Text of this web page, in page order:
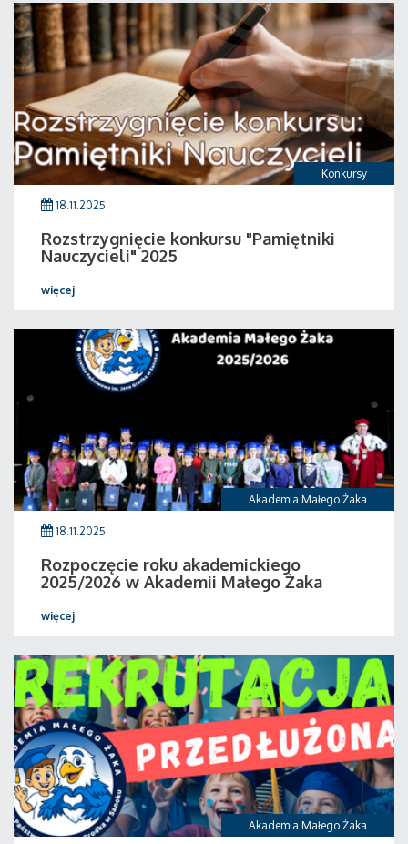
Konkursy
18.11.2025
Rozstrzygnięcie konkursu "Pamiętniki
Nauczycieli" 2025
więcej
Akademia Małego Żaka
18.11.2025
Rozpoczęcie roku akademickiego
2025/2026 w Akademii Małego Żaka
więcej
Akademia Małego Żaka